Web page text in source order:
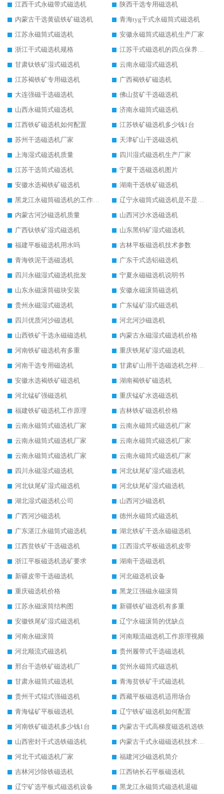
江西干式永磁带式磁选机
陕西干选专用磁选机
内蒙古干选黄硫铁矿磁选机
青海tyg干式永磁筒式磁选机
江苏永磁筒式磁选机
安徽永磁筒式磁选机生产厂家
浙江干式磁选机规格
江苏干式磁选机的四点保养秘籍
甘肃钛铁矿湿式磁选机
云南永磁湿式磁选机
江苏褐铁矿专用磁选机
广西褐铁矿磁选机
大连强磁干选磁选机
佛山贫矿干选磁选机
山西永磁筒式磁选机
济南永磁筒式磁选机
江西铁矿磁选机如何配置
江苏铁矿磁选机多少钱1台
苏州干选磁选机厂家
天津矿山干选磁选机
上海湿式磁选机质量
四川湿式磁选机生产厂家
江苏干选筒式磁选机
宁夏干选磁选机图片
安徽水选褐铁矿磁选机
湖南干选铁矿磁选机
黑龙江永磁筒磁选机的工作原理
辽宁永磁筒式磁选机是不是强磁
内蒙古河沙磁选机质量
山西河沙水选磁选机
广西钛铁矿湿式磁选机
山东黑钨矿湿式磁选机
福建平板磁选机用水吗
吉林平板磁选机技术参数
青海铁泥干选磁选机
广东干式选铝磁选机
四川永磁湿式磁选机批发
宁夏永磁磁选机说明书
山东永磁滚筒磁块安装
安徽永磁滚筒磁选机
贵州永磁湿式磁选机
广东锰矿湿式磁选机
四川优质河沙磁选机
河北河沙磁选机
山西铁矿干选永磁磁选机
内蒙古永磁湿式磁选机价格
河南铁矿磁选机有多重
重庆铁尾矿湿式磁选机
河南干选专用磁选机
甘肃矿山用干选磁选机怎样调磁
安徽水选褐铁矿磁选机
湖南褐铁矿磁选机
河北锰矿强磁选机
重庆锰矿水选磁选机
福建铁矿磁选机工作原理
吉林铁矿磁选机价格
云南永磁筒式磁选机厂家
云南永磁筒式磁选机厂家
云南永磁筒式磁选机厂家
云南永磁筒式磁选机厂家
云南永磁筒式磁选机厂家
云南永磁筒式磁选机厂家
四川永磁湿式磁选机
河北钛尾矿湿式磁选机
河北钛尾矿湿式磁选机
河北钛尾矿湿式磁选机
湖北湿式磁选机公司
山西河沙磁选机
广西河沙磁选机
德州永磁筒式磁选机
广东湛江永磁筒式磁选机
湖北铁矿干选永磁磁选机
江西贫铁矿干选磁选机
江西湿式平板磁选机皮带
浙江平板磁选机选矿要求
湖南干选磁选机
新疆皮带干选磁选机
河北磁选机设备
重庆磁选机价格
黑龙江强磁永磁滚筒
江苏永磁滚筒结构图
新疆铁矿磁选机有多重
安徽铁尾矿湿式磁选机
辽宁永磁滚筒的优缺点
河南永磁滚筒
河南顺流磁选机工作原理视频
河北顺流式磁选机
贵州履带式干选磁选机
邢台干选铁矿磁选机厂
贺州永磁筒式磁选机
甘肃永磁筒式磁选机
青海贫铁矿干式磁选机
贵州干式辊式强磁选机
西藏平板磁选机适用场合
青海锰矿平板磁选机
辽宁铁矿磁选机如何配置
河南铁矿磁选机多少钱1台
内蒙古干式高梯度磁选机选铁
山西密封干式选铁磁选机
内蒙古干式永磁磁选机技术要求
河北干式磁选机厂家
福建河沙磁选机简介
吉林河沙除铁磁选机
江西钠长石平板磁选机
辽宁矿选平板式磁选机设备
黑龙江永磁筒式磁选机退磁